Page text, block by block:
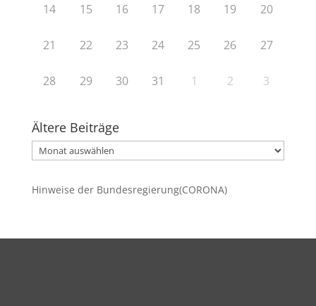
14 15 16 17 18 19 20
21 22 23 24 25 26 27
28 29 30 31 1 2 3
Ältere Beiträge
Ältere
Beiträge
Hinweise der Bundesregierung(CORONA)